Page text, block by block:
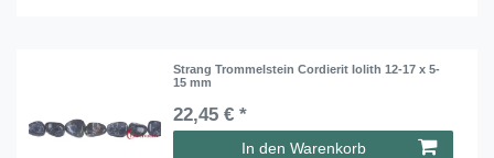
Strang Trommelstein Cordierit Iolith 12-17 x 5-
15 mm
22,45 € *
In den Warenkorb